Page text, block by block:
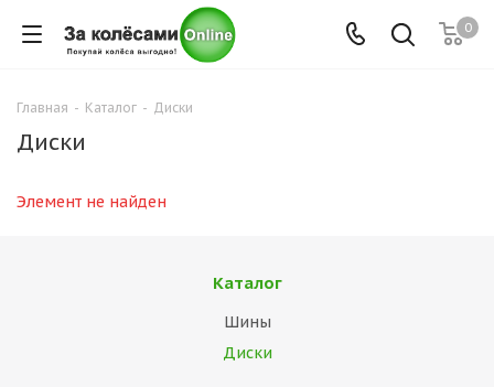
0
Главная - Каталог - Диски
Диски
Элемент не найден
Каталог
Шины
Диски